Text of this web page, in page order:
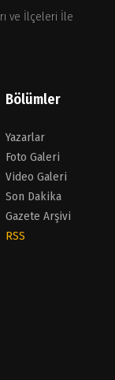
ve İlçeleri İle
Bölümler
Yazarlar
Foto Galeri
Video Galeri
Son Dakika
Gazete Arşivi
RSS